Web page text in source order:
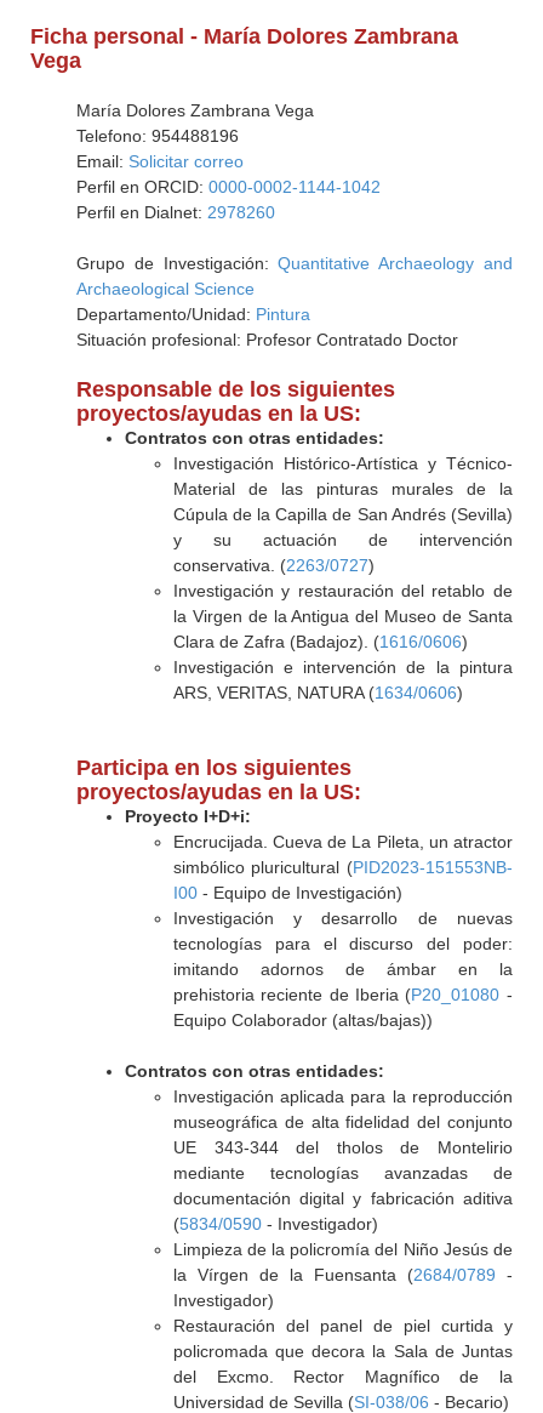
Ficha personal - María Dolores Zambrana
Vega
María Dolores Zambrana Vega
Telefono: 954488196
Email: Solicitar correo
Perfil en ORCID: 0000-0002-1144-1042
Perfil en Dialnet: 2978260
Grupo de Investigación:Quantitative Archaeology and
Archaeological Science
Departamento/Unidad: Pintura
Situación profesional: Profesor Contratado Doctor
Responsable de los siguientes
proyectos/ayudas en la US:
Contratos con otras entidades:
Investigación Histórico-Artística y Técnico-
Material de las pinturas murales de la
Cúpula de la Capilla de San Andrés (Sevilla)
y su actuación de intervención
conservativa. (2263/0727)
Investigación y restauración del retablo de
la Virgen de la Antigua del Museo de Santa
Clara de Zafra (Badajoz). (1616/0606)
Investigación e intervención de la pintura
ARS, VERITAS, NATURA (1634/0606)
Participa en los siguientes
proyectos/ayudas en la US:
Proyecto I+D+i:
Encrucijada. Cueva de La Pileta, un atractor
simbólico pluricultural (PID2023-151553NB-
I00- Equipo de Investigación)
Investigación y desarrollo de nuevas
tecnologías para el discurso del poder:
imitando adornos de ámbar en la
prehistoria reciente de Iberia (P20_01080 -
Equipo Colaborador (altas/bajas))
Contratos con otras entidades:
Investigación aplicada para la reproducción
museográfica de alta fidelidad del conjunto
UE 343-344 del tholos de Montelirio
mediante tecnologías avanzadas de
documentación digital y fabricación aditiva
(5834/0590- Investigador)
Limpieza de la policromía del Niño Jesús de
la Vírgen de la Fuensanta (2684/0789 -
Investigador)
Restauración del panel de piel curtida y
policromada que decora la Sala de Juntas
del Excmo. Rector Magnífico de la
Universidad de Sevilla (SI-038/06 - Becario)